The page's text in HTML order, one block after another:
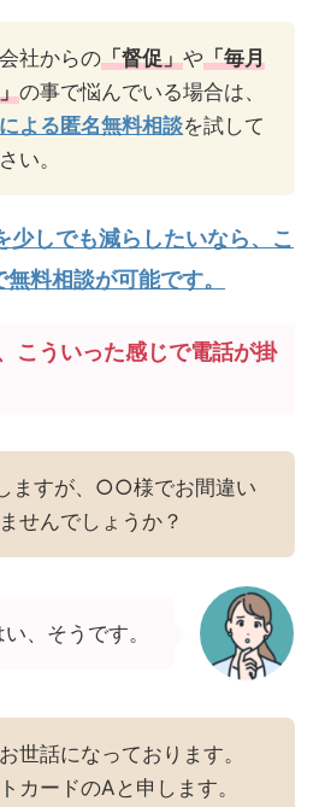
社からの「督促」や「毎月
の事で悩んでいる場合は、
よる匿名無料相談を試して
い。
少しでも減らしたいなら、こ
料相談が可能です。
こういった感じで電話が掛
ますが、○○様でお間違い
せんでしょうか？
い、そうです。
世話になっております。
カードのAと申します。